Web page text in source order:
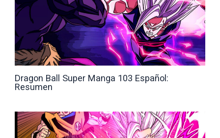
Dragon Ball Super Manga 103 Español:
Resumen